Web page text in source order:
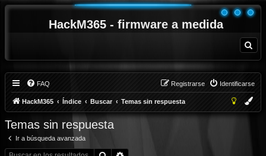
HackM365 - firmware a medida
u
FAQ Identificarse
Registrarse
HackM365 Índice Buscar Temas sin respuesta
Temas sin respuesta
Ir a búsqueda avanzada